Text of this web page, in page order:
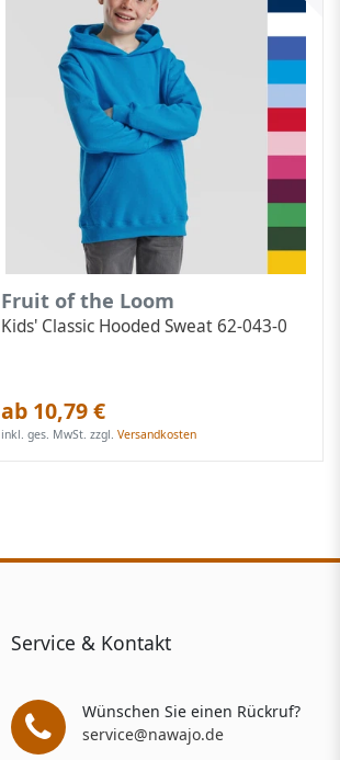
Fruit of the Loom
Kids' Classic Hooded Sweat 62-043-0
ab 10,79 €
inkl. ges. MwSt. zzgl.Versandkosten
Service & Kontakt
Wünschen Sie einen Rückruf?
service@nawajo.de